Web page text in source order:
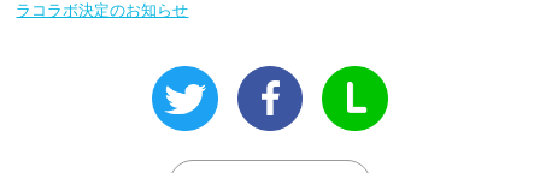
ラコラボ決定のお知らせ